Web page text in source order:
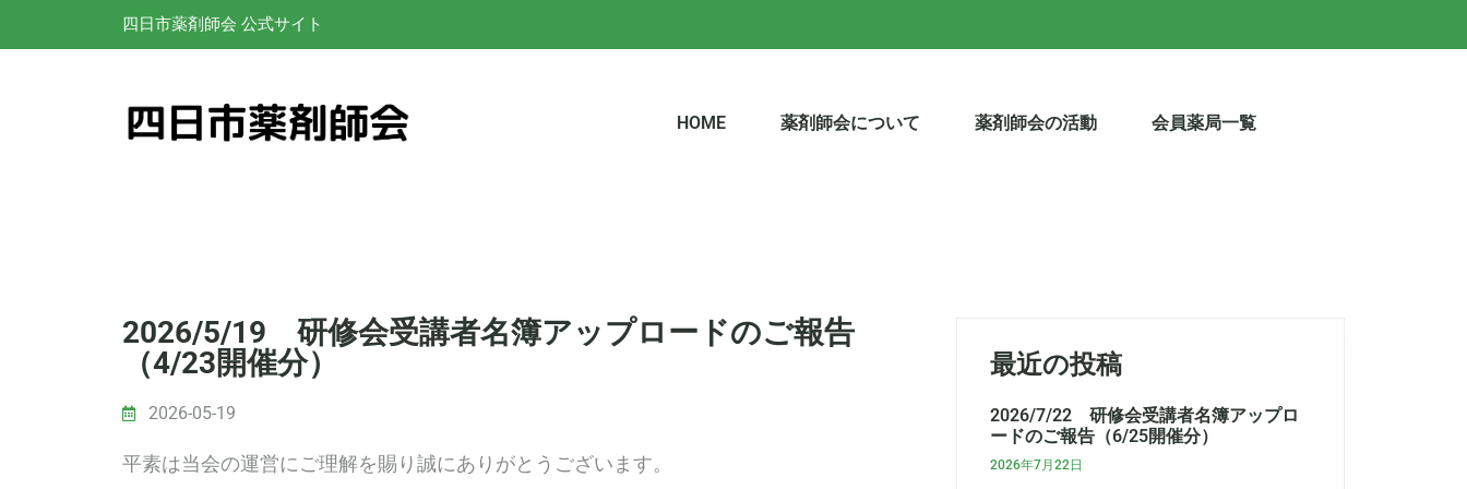
四日市薬剤師会 公式サイト
HOME 薬剤師会について 薬剤師会の活動 会員薬局一覧
2026/5/19 研修会受講者名簿アップロードのご報告
（4/23開催分）
2026-05-19
平素は当会の運営にご理解を賜り誠にありがとうございます。
最近の投稿
2026/7/22 研修会受講者名簿アップロ
ードのご報告（6/25開催分）
2026年7月22日